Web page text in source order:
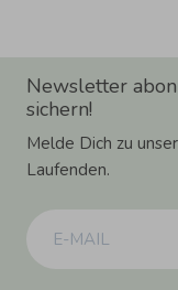
Newsletter
sichern!
Melde Dich zu
Laufenden.